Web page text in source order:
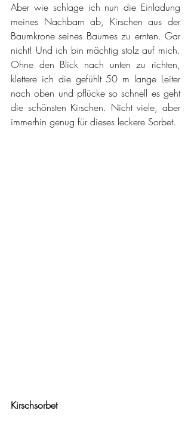
Aber wie schlage ich nun die Einladung
meines Nachbarn ab, Kirschen aus der
Baumkrone seines Baumes zu ernten. Gar
nicht! Und ich bin mächtig stolz auf mich.
Ohne den Blick nach unten zu richten,
klettere ich die gefühlt 50 m lange Leiter
nach oben und pflücke so schnell es geht
die schönsten Kirschen. Nicht viele, aber
immerhin genug für dieses leckere Sorbet.
Kirschsorbet